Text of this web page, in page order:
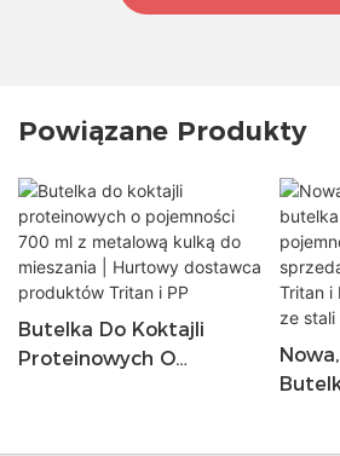
Powiązane Produkty
Butelka Do Koktajli
Proteinowych O